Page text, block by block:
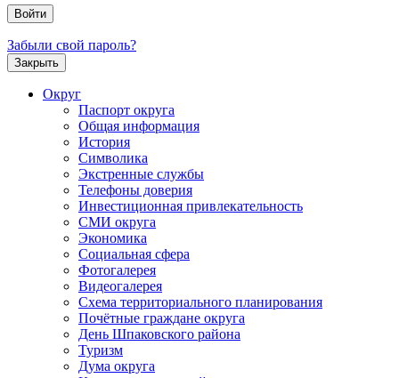
Забыли свой пароль?
Закрыть
Округ
Паспорт округа
Общая информация
История
Символика
Экстренные службы
Телефоны доверия
Инвестиционная привлекательность
СМИ округа
Экономика
Социальная сфера
Фотогалерея
Видеогалерея
Схема территориального планирования
Почётные граждане округа
День Шпаковского района
Туризм
Дума округа